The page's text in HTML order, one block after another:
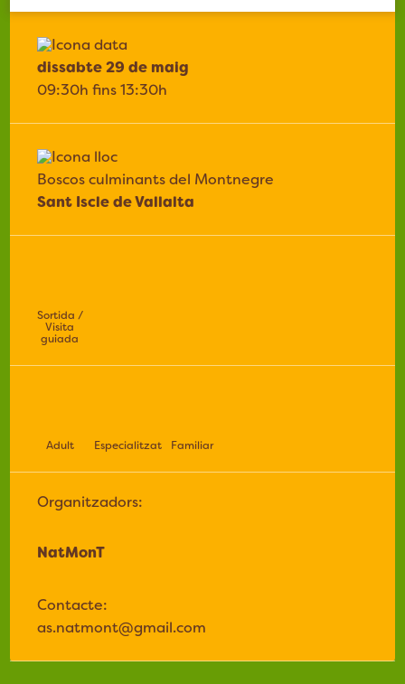
dissabte 29 de maig
09:30h fins 13:30h
Boscos culminants del Montnegre
Sant Iscle de Vallalta
Sortida /
Visita
guiada
Adult Especialitzat Familiar
Organitzadors:
NatMonT
Contacte:
as.natmont@gmail.com